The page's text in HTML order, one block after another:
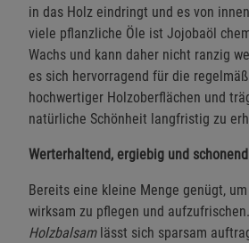
in das Holz eindringt und es von
viele pflanzliche Öle ist Jojobaöl
Wachs und kann daher nicht ranzig
es sich hervorragend für die
hochwertiger Holzoberflächen und
natürliche Schönheit langfristig zu
Werterhaltend, ergiebig und schonend
Bereits eine kleine Menge genügt,
wirksam zu pflegen und
Holzbalsamlässt sich sparsam